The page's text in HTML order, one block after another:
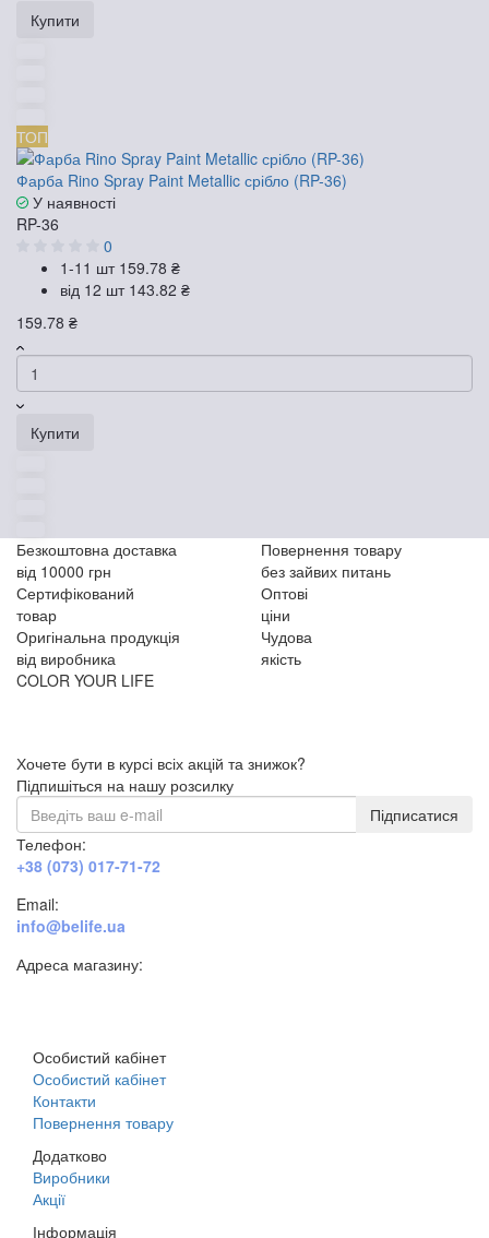
Купити
ТОП
Фарба Rino Spray Paint Metallic срібло (RP-36)
У наявності
RP-36
0
1-11 шт 159.78 ₴
від 12 шт 143.82 ₴
159.78 ₴
Купити
Безкоштовна доставка
від 10000 грн
Повернення товару
без зайвих питань
Сертифікований
товар
Оптові
ціни
Оригінальна продукція
від виробника
Чудова
якість
COLOR YOUR LIFE
Хочете бути в курсі всіх акцій та знижок?
Підпишіться на нашу розсилку
Підписатися
Телефон:
+38 (073) 017-71-72
Email:
info@belife.ua
Адреса магазину:
Особистий кабінет
Особистий кабінет
Контакти
Повернення товару
Додатково
Виробники
Акції
Інформація